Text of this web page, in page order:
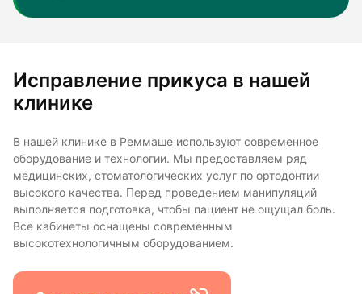
Исправление прикуса в нашей
клинике
В нашей клинике в Реммаше используют современное
оборудование и технологии. Мы предоставляем ряд
медицинских, стоматологических услуг по ортодонтии
высокого качества. Перед проведением манипуляций
выполняется подготовка, чтобы пациент не ощущал боль.
Все кабинеты оснащены современным
высокотехнологичным оборудованием.